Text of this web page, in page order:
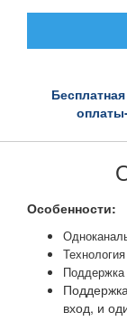
Особенности:
Однокана
Поддерж
вход, и